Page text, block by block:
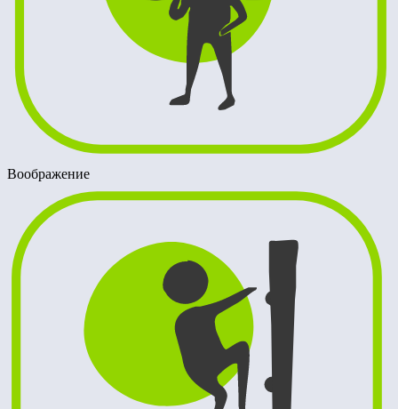
Воображение